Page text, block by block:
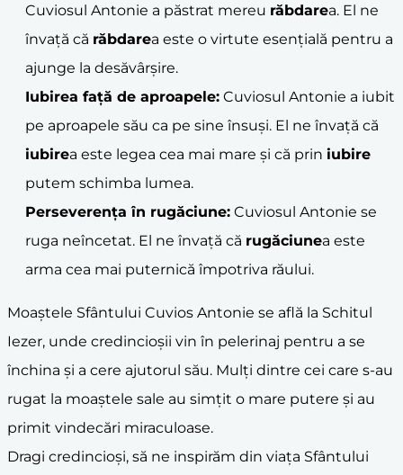
Cuviosul Antonie a păstrat mereu răbdarea. El ne
învață că răbdarea este o virtute esențială pentru a
ajunge la desăvârșire.
Iubirea față de aproapele: Cuviosul Antonie a iubit
pe aproapele său ca pe sine însuși. El ne învață că
iubirea este legea cea mai mare și că prin iubire
putem schimba lumea.
Perseverența în rugăciune: Cuviosul Antonie se
ruga neîncetat. El ne învață că rugăciunea este
arma cea mai puternică împotriva răului.
Moaștele Sfântului Cuvios Antonie se află la Schitul
Iezer, unde credincioșii vin în pelerinaj pentru a se
închina și a cere ajutorul său. Mulți dintre cei care s-au
rugat la moaștele sale au simțit o mare putere și au
primit vindecări miraculoase.
Dragi credincioși, să ne inspirăm din viața Sfântului